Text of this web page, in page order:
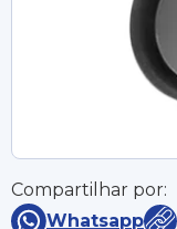
Compartilhar por:
Whatsapp